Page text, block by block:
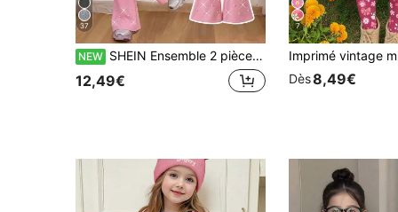
37
NEW SHEIN Ensemble 2 pièces style princesse doux pour jeunes filles, Top à col rond et ourlet côtelé avec accents d'épaule en perles et fleurs en tissu, pantalon évasé à taille élastique avec décoration d'ourlet en perles, coupe ample et douce, tenue épaisse doublée de polaire composite pour le parc d'attractions, les courses et les voyages, printemps/automne
12,49€
7
Dès8,49€